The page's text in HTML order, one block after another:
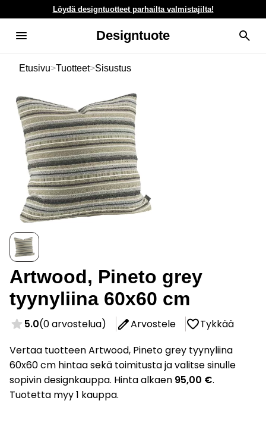
Löydä designtuotteet parhailta valmistajilta!
Designtuote
Etusivu>Tuotteet>Sisustus
Artwood, Pineto grey
tyynyliina 60x60 cm
5.0(0 arvostelua) Arvostele
Tykkää
Vertaa tuotteen Artwood, Pineto grey tyynyliina
60x60 cm hintaa sekä toimitusta ja valitse sinulle
sopivin designkauppa. Hinta alkaen 95,00 €.
Tuotetta myy 1 kauppa.